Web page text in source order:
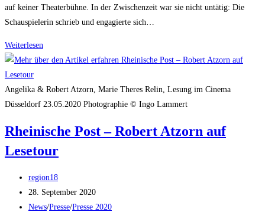
auf keiner Theaterbühne. In der Zwischenzeit war sie nicht untätig: Die
Schauspielerin schrieb und engagierte sich…
Weiterlesen
Post
WZ
–
war
erstaunt,
glatt
es
lief“
Angelika & Robert Atzorn, Marie Theres Relin, Lesung im Cinema
Düsseldorf 23.05.2020 Photographie © Ingo Lammert
Rheinische Post – Robert Atzorn auf
Lesetour
Beitrags-
Autor:
region18
Beitrag
veröffentlicht:
28. September 2020
Beitrags-
News/Presse/Presse 2020